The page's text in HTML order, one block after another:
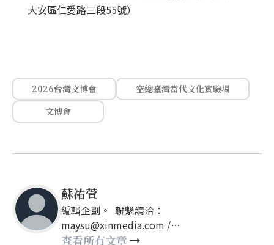
大安區仁愛路三段55號）
2026台灣文博會
空總臺灣當代文化實驗場
文博會
蘇祐萱
編輯企劃。 聯繫請洽：
maysu@xinmedia.com /
may860527@gmail.com
查看所有文章